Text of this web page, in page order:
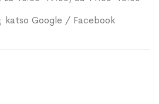
katso Google / Facebook